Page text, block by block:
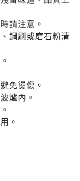
請注意。
鋼刷或磨石粉清
免燙傷。
爐內。
。